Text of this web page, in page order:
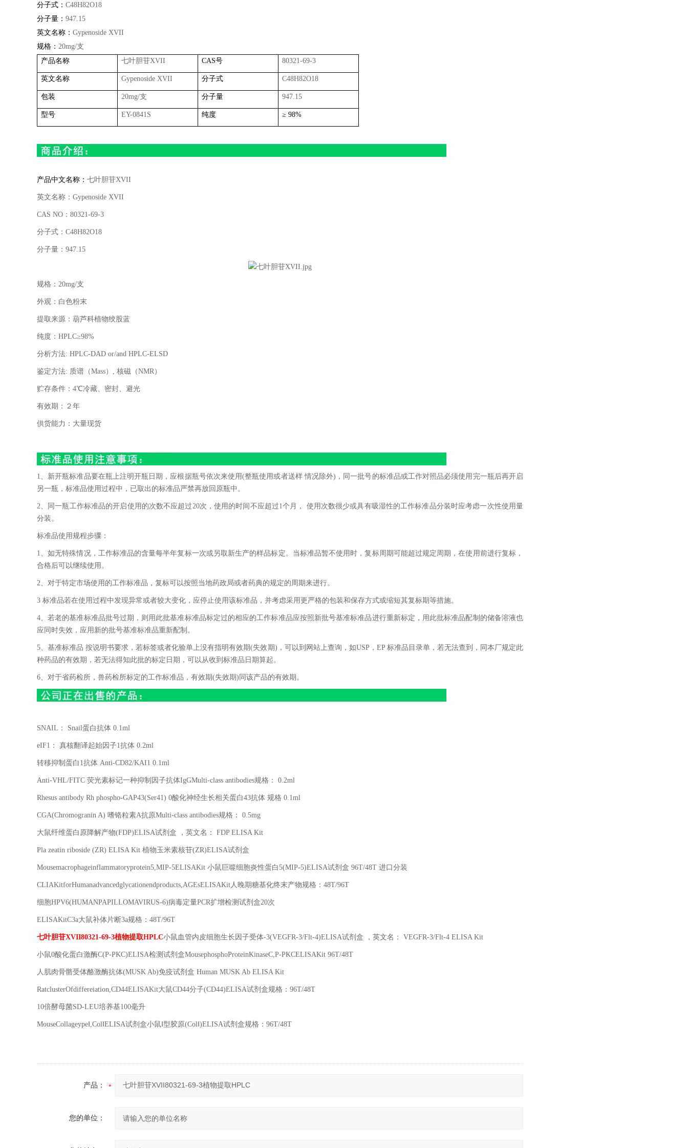
分子式： C48H82O18
分子量： 947.15
英文名称： Gypenoside XVII
规格： 20mg/支
产品名称
七叶胆苷XVII CAS号 80321-69-3
英文名称 Gypenoside XVII 分子式 C48H82O18
包装 20mg/支 分子量 947.15
型号 EY-0841S 纯度 ≥ 98%
产品中文名称： 七叶胆苷XVII
英文名称： Gypenoside XVII
CAS NO ： 80321-69-3
分子式： C48H82O18
分子量： 947.15
规格： 20mg/支
外观：白色粉末
提取来源：葫芦科植物绞股蓝
纯度： HPLC≥98%
分析方法: HPLC-DAD or/and HPLC-ELSD
鉴定方法: 质谱（Mass） , 核磁（NMR）
贮存条件： 4℃冷藏、密封、避光
有效期：２年
供货能力：大量现货
1、新开瓶标准品要在瓶上注明开瓶日期，应根据瓶号依次来使用(整瓶使用或者送样 情况除外)，同一批号的标准品或工作对照品必须使用完一瓶后再开启
另一瓶，标准品使用过程中，已取出的标准品严禁再放回原瓶中。
2、同一瓶工作标准品的开启使用的次数不应超过20次，使用的时间不应超过1个月， 使用次数很少或具有吸湿性的工作标准品分装时应考虑一次性使用量
分装。
标准品使用规程步骤：
1、如无特殊情况，工作标准品的含量每半年复标一次或另取新生产的样品标定。当标准品暂不使用时，复标周期可能超过规定周期，在使用前进行复标，
合格后可以继续使用。
2、对于特定市场使用的工作标准品，复标可以按照当地药政局或者药典的规定的周期来进行。
3 标准品若在使用过程中发现异常或者较大变化，应停止使用该标准品，并考虑采用更严格的包装和保存方式或缩短其复标期等措施。
4、若老的基准标准品批号过期，则用此批基准标准品标定过的相应的工作标准品应按照新批号基准标准品进行重新标定，用此批标准品配制的储备溶液也
应同时失效，应用新的批号基准标准品重新配制。
5、基准标准品 按说明书要求，若标签或者化验单上没有指明有效期(失效期)，可以到网站上查询，如USP，EP 标准品目录单，若无法查到，同本厂规定此
种药品的有效期，若无法得知此批的标定日期，可以从收到标准品日期算起。
6、对于省药检所，兽药检所标定的工作标准品，有效期(失效期)同该产品的有效期。
SNAIL ： Snail蛋白抗体 0.1ml
eIF1 ： 真核翻译起始因子1抗体 0.2ml
转移抑制蛋白 1抗体 Anti-CD82/KAI1 0.1ml
Anti-VHL/FITC 荧光素标记一种抑制因子抗体IgGMulti-class antibodies规格： 0.2ml
Rhesus antibody Rh phospho-GAP43(Ser41) 0酸化神经生长相关蛋白43抗体 规格 0.1ml
CGA(Chromogranin A) 嗜铬粒素A抗原Multi-class antibodies规格： 0.5mg
大鼠纤维蛋白原降解产物(FDP)ELISA试剂盒 ，英文名： FDP ELISA Kit
Pla zeatin riboside (ZR) ELISA Kit 植物玉米素核苷(ZR)ELISA试剂盒
Mousemacrophageinflammatoryprotein5,MIP-5ELISAKit 小鼠巨噬细胞炎性蛋白5(MIP-5)ELISA试剂盒 96T/48T 进口分装
CLIAKitforHumanadvancedglycationendproducts,AGEsELISAKit人晚期糖基化终末产物规格： 48T/96T
细胞HPV6(HUMANPAPILLOMAVIRUS-6)病毒定量PCR扩增检测试剂盒20次
ELISAKitC3a大鼠补体片断3a规格： 48T/96T
七叶胆苷XVII80321-69-3植物提取HPLC小鼠血管内皮细胞生长因子受体-3(VEGFR-3/Flt-4)ELISA试剂盒 ，英文名： VEGFR-3/Flt-4 ELISA Kit
小鼠0酸化蛋白激酶C(P-PKC)ELISA检测试剂盒MousephosphoProteinKinaseC,P-PKCELISAKit 96T/48T
人肌肉骨骼受体酪激酶抗体(MUSK Ab)免疫试剂盒 Human MUSK Ab ELISA Kit
RatclusterOfdiffereiation,CD44ELISAKit大鼠CD44分子(CD44)ELISA试剂盒规格： 96T/48T
10倍酵母菌SD-LEU培养基100毫升
MouseCollageype ,Col ELISA试剂盒小鼠Ⅰ型胶原(Col )ELISA试剂盒规格： 96T/48T
产品：
您的单位：